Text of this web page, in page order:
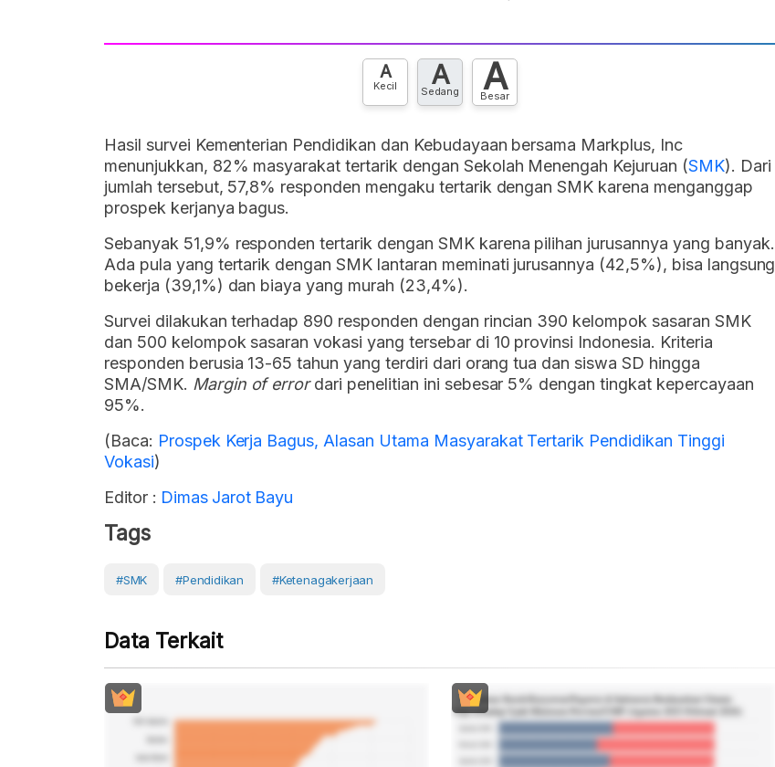
A
Kecil A
Sedang A
Besar
Hasil survei Kementerian Pendidikan dan Kebudayaan bersama Markplus, Inc
menunjukkan, 82% masyarakat tertarik dengan Sekolah Menengah Kejuruan (SMK). Dari
jumlah tersebut, 57,8% responden mengaku tertarik dengan SMK karena menganggap
prospek kerjanya bagus.
Sebanyak 51,9% responden tertarik dengan SMK karena pilihan jurusannya yang banyak.
Ada pula yang tertarik dengan SMK lantaran meminati jurusannya (42,5%), bisa langsung
bekerja (39,1%) dan biaya yang murah (23,4%).
Survei dilakukan terhadap 890 responden dengan rincian 390 kelompok sasaran SMK
dan 500 kelompok sasaran vokasi yang tersebar di 10 provinsi Indonesia. Kriteria
responden berusia 13-65 tahun yang terdiri dari orang tua dan siswa SD hingga
SMA/SMK. Margin of errordari penelitian ini sebesar 5% dengan tingkat kepercayaan
95%.
(Baca: Prospek Kerja Bagus, Alasan Utama Masyarakat Tertarik Pendidikan Tinggi
Vokasi)
Editor : Dimas Jarot Bayu
Tags
#SMK #Pendidikan #Ketenagakerjaan
Data Terkait